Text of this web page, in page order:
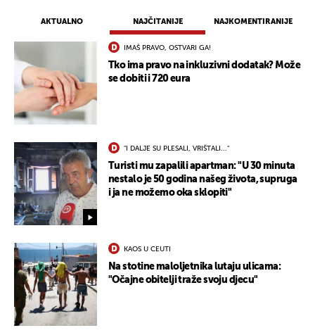
AKTUALNO NAJČITANIJE NAJKOMENTIRANIJE
IMAŠ PRAVO, OSTVARI GA!
Tko ima pravo na inkluzivni dodatak? Može
se dobiti i 720 eura
"I DALJE SU PLESALI, VRIŠTALI..."
Turisti mu zapalili apartman: "U 30 minuta
nestalo je 50 godina našeg života, supruga
i ja ne možemo oka sklopiti"
KAOS U CEUTI
Na stotine maloljetnika lutaju ulicama:
"Očajne obitelji traže svoju djecu"